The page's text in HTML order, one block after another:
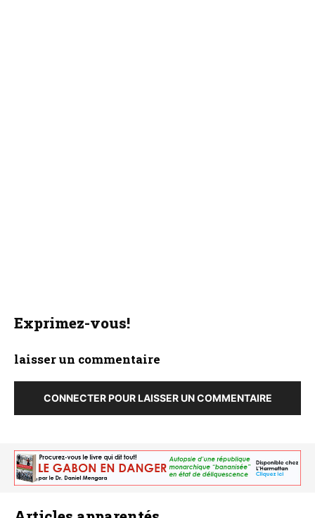
Exprimez-vous!
laisser un commentaire
CONNECTER POUR LAISSER UN COMMENTAIRE